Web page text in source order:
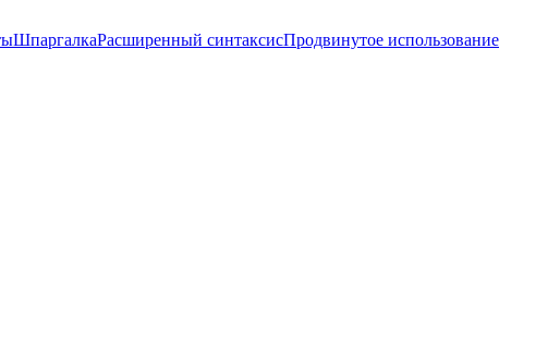
ШпаргалкаРасширенный синтаксисПродвинутое использование